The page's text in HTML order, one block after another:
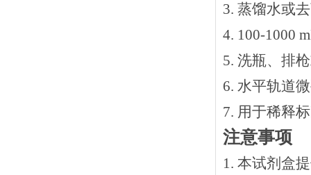
3. 蒸馏水或
4. 100-1000
5. 洗瓶、排
6. 水平轨道
7. 用于稀释
注意事项
1. 本试剂盒